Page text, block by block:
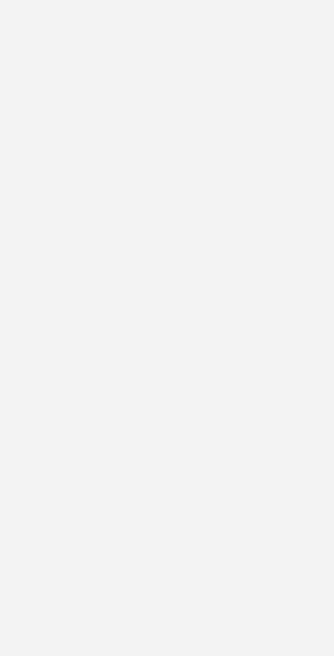
Hybrid-Heizsystem
bis 65 °C
35 kW
Schornsteinköpfe
bis 25 kW
16 kW
BACnet